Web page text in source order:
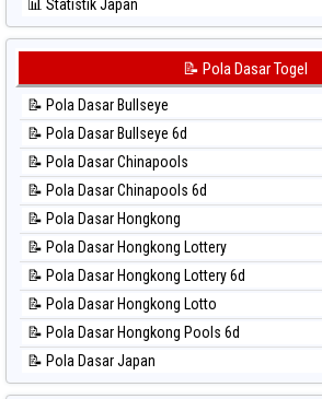
⚽ Bola Hitam Sydney Lotto
⚽ Bola Hitam Taiwan
📊 Statistik Japan
📊 Statistik Japan 6d
📊 Statistik Kuda Lari
📊 Statistik Magnum Cambodia
📊 Statistik Nagoya
📊 Statistik New York Midday
📊 Statistik North Carolina Day
📊 Statistik Pcso
📊 Statistik Pennsylvania Day
📊 Statistik Sao Paulo
📊 Statistik Singapore
📊 Statistik Sydney
📊 Statistik Sydney Lottery
📝 Pola Dasar Togel
📝 Pola Dasar Bullseye
📝 Pola Dasar Bullseye 6d
📝 Pola Dasar Chinapools
📝 Pola Dasar Chinapools 6d
📝 Pola Dasar Hongkong
📝 Pola Dasar Hongkong Lottery
📝 Pola Dasar Hongkong Lottery 6d
📝 Pola Dasar Hongkong Lotto
📝 Pola Dasar Hongkong Pools 6d
📝 Pola Dasar Japan
📝 Pola Dasar Japan 6d